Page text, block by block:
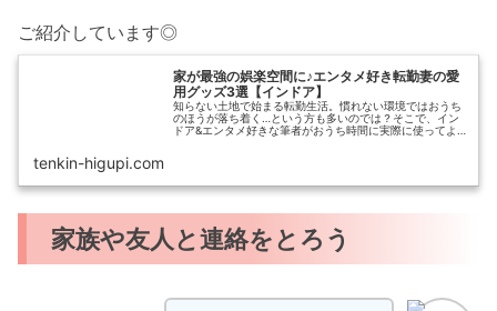
ご紹介しています◎
家が最強の娯楽空間に♪エンタメ好き転勤妻の愛
用グッズ3選【インドア】
知らない土地で始まる転勤生活。慣れない環境ではおうち
のほうが落ち着く…という方も多いのでは？そこで、イン
ドア&エンタメ好きな筆者がおうち時間に実際に使ってよ
tenkin-higupi.com
家族や友人と連絡をとろう